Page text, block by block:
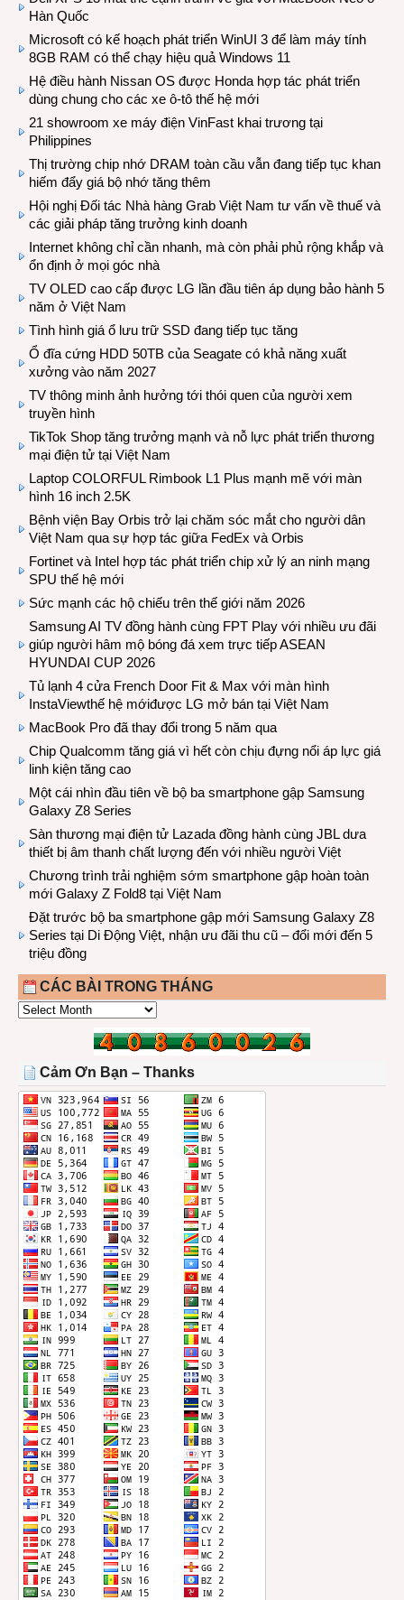
Hàn Quốc
Microsoft có kế hoạch phát triển WinUI 3 để làm máy tính
8GB RAM có thể chạy hiệu quả Windows 11
Hệ điều hành Nissan OS được Honda hợp tác phát triển
dùng chung cho các xe ô-tô thế hệ mới
21 showroom xe máy điện VinFast khai trương tại
Philippines
Thị trường chip nhớ DRAM toàn cầu vẫn đang tiếp tục khan
hiếm đẩy giá bộ nhớ tăng thêm
Hội nghị Đối tác Nhà hàng Grab Việt Nam tư vấn về thuế và
các giải pháp tăng trưởng kinh doanh
Internet không chỉ cần nhanh, mà còn phải phủ rộng khắp và
ổn định ở mọi góc nhà
TV OLED cao cấp được LG lần đầu tiên áp dụng bảo hành 5
năm ở Việt Nam
Tình hình giá ổ lưu trữ SSD đang tiếp tục tăng
Ổ đĩa cứng HDD 50TB của Seagate có khả năng xuất
xưởng vào năm 2027
TV thông minh ảnh hưởng tới thói quen của người xem
truyền hình
TikTok Shop tăng trưởng mạnh và nỗ lực phát triển thương
mại điện tử tại Việt Nam
Laptop COLORFUL Rimbook L1 Plus mạnh mẽ với màn
hình 16 inch 2.5K
Bệnh viện Bay Orbis trở lại chăm sóc mắt cho người dân
Việt Nam qua sự hợp tác giữa FedEx và Orbis
Fortinet và Intel hợp tác phát triển chip xử lý an ninh mạng
SPU thế hệ mới
Sức mạnh các hộ chiếu trên thế giới năm 2026
Samsung AI TV đồng hành cùng FPT Play với nhiều ưu đãi
giúp người hâm mộ bóng đá xem trực tiếp ASEAN
HYUNDAI CUP 2026
Tủ lạnh 4 cửa French Door Fit & Max với màn hình
InstaViewthế hệ mớiđược LG mở bán tại Việt Nam
MacBook Pro đã thay đổi trong 5 năm qua
Chip Qualcomm tăng giá vì hết còn chịu đựng nổi áp lực giá
linh kiện tăng cao
Một cái nhìn đầu tiên về bộ ba smartphone gập Samsung
Galaxy Z8 Series
Sàn thương mại điện tử Lazada đồng hành cùng JBL dưa
thiết bị âm thanh chất lượng đến với nhiều người Việt
Chương trình trải nghiệm sớm smartphone gập hoàn toàn
mới Galaxy Z Fold8 tại Việt Nam
Đặt trước bộ ba smartphone gập mới Samsung Galaxy Z8
Series tại Di Động Việt, nhận ưu đãi thu cũ – đổi mới đến 5
triệu đồng
CÁC BÀI TRONG THÁNG
CÁC
THÁNG
Cảm Ơn Bạn – Thanks